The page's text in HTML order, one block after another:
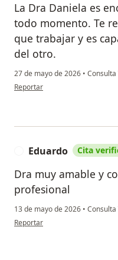
La Dra Daniela es
todo momento. Te
que trabajar y es
del otro.
27 de mayo de 2026 •
en opinión del usuario IG
Reportar
Eduardo Cita
Dra muy amable y
profesional
13 de mayo de 2026 •
en opinión del usuario Eduardo
Reportar